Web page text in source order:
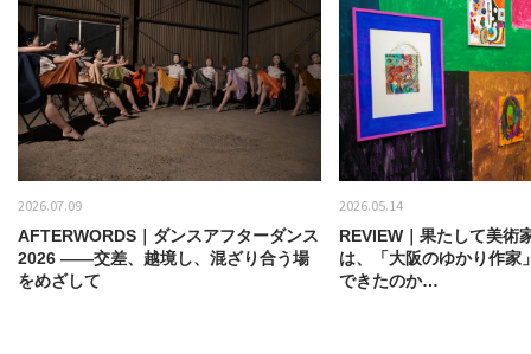
2026.07.09
AFTERWORDS｜ダンスアフターダンス
2026 ——交差、越境し、混ざり合う場
をめざして
2026.05.14
REVIEW｜果たして美術
は、「大阪のゆかり作家
できたのか…